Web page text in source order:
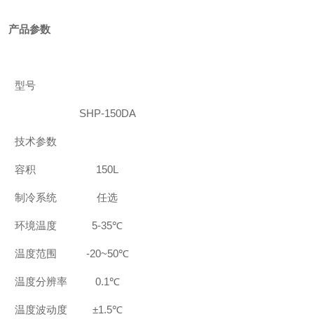
产品参数
型号
技术参数
SHP-150DA
容积 150L
制冷系统 任选
环境温度 5-35℃
温度范围 -20~50℃
温度分辨率 0.1℃
温度波动度 ±1.5℃